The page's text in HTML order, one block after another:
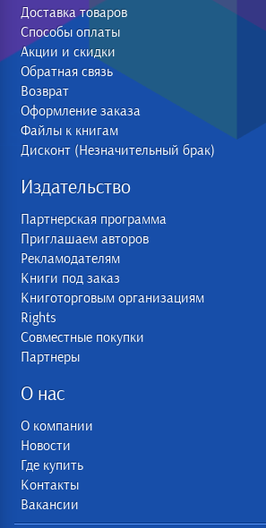
Доставка товаров
Способы оплаты
Акции и скидки
Обратная связь
Возврат
Оформление заказа
Файлы к книгам
Дисконт (Незначительный брак)
Издательство
Партнерская программа
Приглашаем авторов
Рекламодателям
Книги под заказ
Книготорговым организациям
Rights
Совместные покупки
Партнеры
О нас
О компании
Новости
Где купить
Контакты
Вакансии